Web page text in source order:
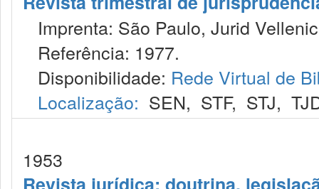
Imprenta: São Paulo, Jurid
Referência: 1977.
Disponibilidade: Rede Virtual de
Localização: SEN, STF, STJ,
1953